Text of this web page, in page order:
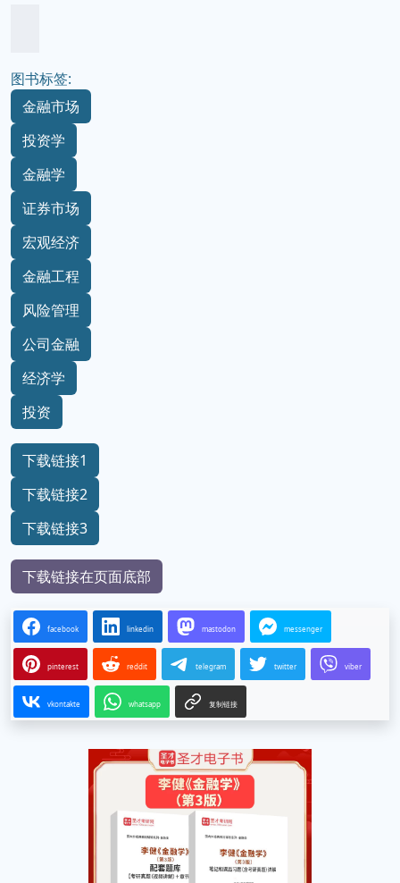
图书标签:
金融市场
投资学
金融学
证券市场
宏观经济
金融工程
风险管理
公司金融
经济学
投资
下载链接1
下载链接2
下载链接3
下载链接在页面底部
facebook linkedin mastodon messenger
pinterest reddit telegram twitter viber
vkontakte whatsapp 复制链接